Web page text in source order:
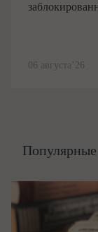
06 августа’26
Популярные